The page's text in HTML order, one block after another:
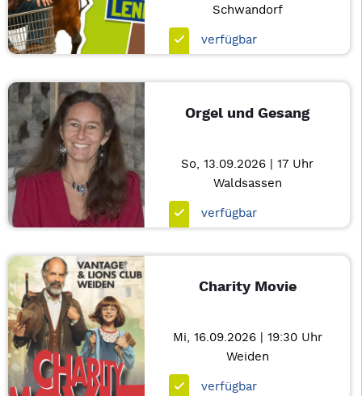
Schwandorf
verfügbar
Orgel und Gesang
So, 13.09.2026 | 17 Uhr
Waldsassen
verfügbar
Charity Movie
Mi, 16.09.2026 | 19:30 Uhr
Weiden
verfügbar